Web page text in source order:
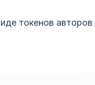
токенов